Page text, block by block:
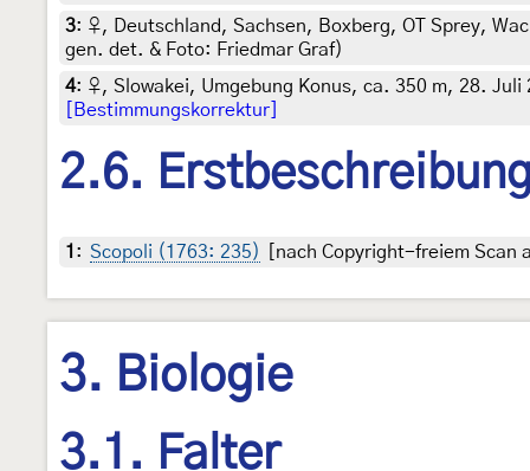
3: ♀, Deutschland, Sachsen, Boxberg, OT Sprey,
gen. det. & Foto: Friedmar Graf)
4: ♀, Slowakei, Umgebung Konus, ca. 350 m, 28.
[Bestimmungskorrektur]
2.6.
1 : Scopoli (1763: 235) [nach Copyright-freiem Scan
3. Biologie
3.1. Falter